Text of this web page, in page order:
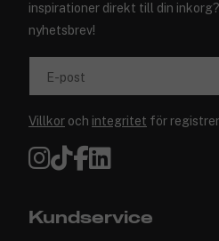
inspirationer direkt till din
nyhetsbrev!
E-post
Villkor och integritet för
Kundservice